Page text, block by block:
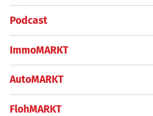
Podcast
ImmoMARKT
AutoMARKT
FlohMARKT